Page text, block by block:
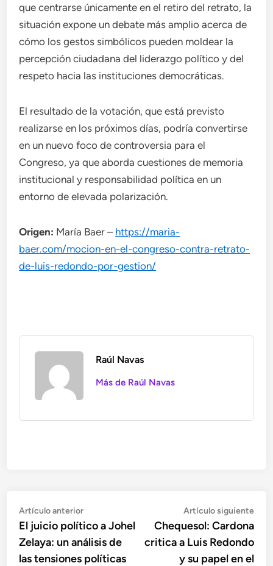
que centrarse únicamente en el retiro del retrato, la
situación expone un debate más amplio acerca de
cómo los gestos simbólicos pueden moldear la
percepción ciudadana del liderazgo político y del
respeto hacia las instituciones democráticas.
El resultado de la votación, que está previsto
realizarse en los próximos días, podría convertirse
en un nuevo foco de controversia para el
Congreso, ya que aborda cuestiones de memoria
institucional y responsabilidad política en un
entorno de elevada polarización.
Origen: María Baer – https://maria-
baer.com/mocion-en-el-congreso-contra-retrato-
de-luis-redondo-por-gestion/
Raúl Navas
Más de Raúl Navas
Navegación
de
entradas
Artículo anteriorArtículo
anterior:
El juicio político a Johel
Zelaya: un análisis de
las tensiones políticas
Artículo siguiente
Chequesol: Cardona
critica a Luis Redondo
y su papel en el